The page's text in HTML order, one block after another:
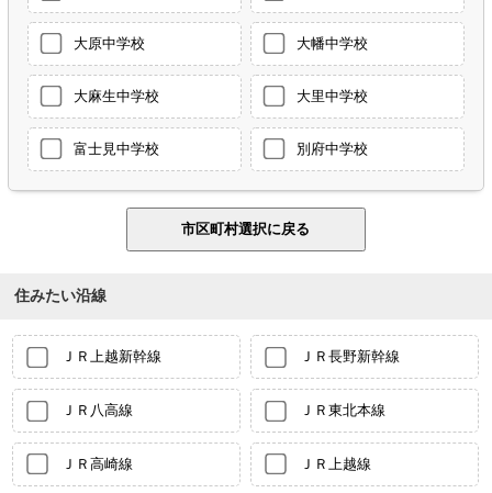
大原中学校 大幡中学校
大麻生中学校 大里中学校
富士見中学校 別府中学校
住みたい沿線
ＪＲ上越新幹線 ＪＲ長野新幹線
ＪＲ八高線 ＪＲ東北本線
ＪＲ高崎線 ＪＲ上越線